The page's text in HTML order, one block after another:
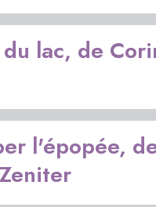
lac, de
l'épopée,